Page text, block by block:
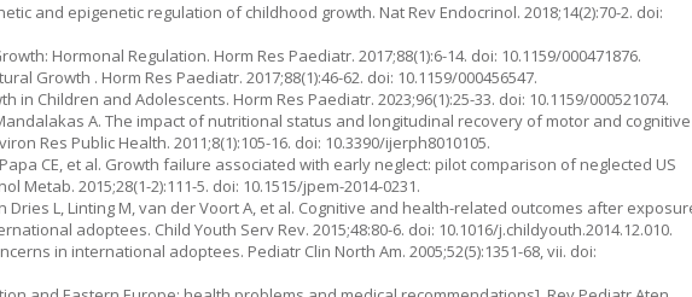
and epigenetic regulation of childhood growth. Nat Rev Endocrinol. 2018;14(2):70-2. doi:
Hormonal Regulation. Horm Res Paediatr. 2017;88(1):6-14. doi: 10.1159/000471876.
Growth . Horm Res Paediatr. 2017;88(1):46-62. doi: 10.1159/000456547.
Children and Adolescents. Horm Res Paediatr. 2023;96(1):25-33. doi: 10.1159/000521074.
A. The impact of nutritional status and longitudinal recovery of motor and cognitive
Res Public Health. 2011;8(1):105-16. doi: 10.3390/ijerph8010105.
Papa CE, et al. Growth failure associated with early neglect: pilot comparison of neglected US
2015;28(1-2):111-5. doi: 10.1515/jpem-2014-0231.
Dries L, Linting M, van der Voort A, et al. Cognitive and health-related outcomes after
adoptees. Child Youth Serv Rev. 2015;48:80-6. doi: 10.1016/j.childyouth.2014.12.010.
in international adoptees. Pediatr Clin North Am. 2005;52(5):1351-68, vii. doi: